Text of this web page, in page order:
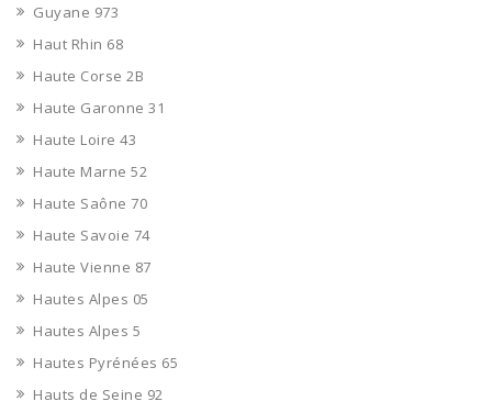
Guyane 973
Haut Rhin 68
Haute Corse 2B
Haute Garonne 31
Haute Loire 43
Haute Marne 52
Haute Saône 70
Haute Savoie 74
Haute Vienne 87
Hautes Alpes 05
Hautes Alpes 5
Hautes Pyrénées 65
Hauts de Seine 92